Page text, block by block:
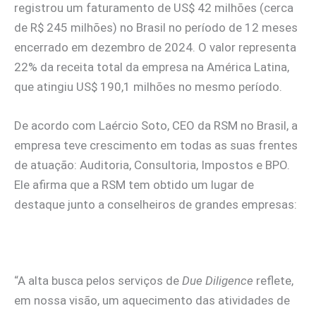
registrou um faturamento de US$ 42 milhões (cerca
de R$ 245 milhões) no Brasil no período de 12 meses
encerrado em dezembro de 2024. O valor representa
22% da receita total da empresa na América Latina,
que atingiu US$ 190,1 milhões no mesmo período.
De acordo com Laércio Soto, CEO da RSM no Brasil, a
empresa teve crescimento em todas as suas frentes
de atuação: Auditoria, Consultoria, Impostos e BPO.
Ele afirma que a RSM tem obtido um lugar de
destaque junto a conselheiros de grandes empresas:
“A alta busca pelos serviços de Due Diligence reflete,
em nossa visão, um aquecimento das atividades de